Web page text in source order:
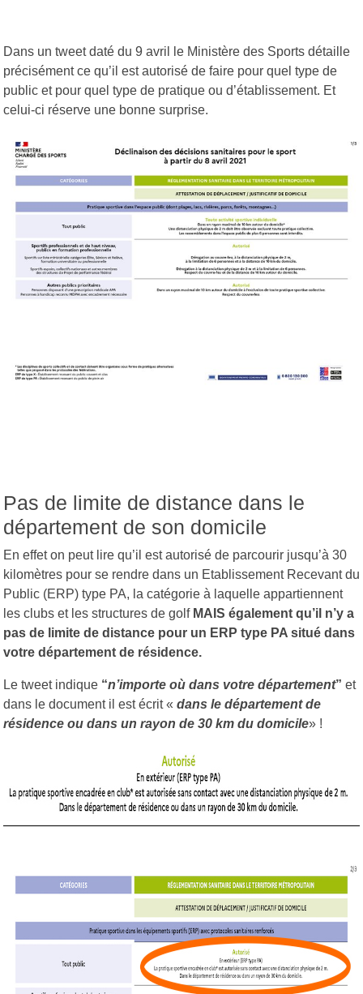
Dans un tweet daté du 9 avril le Ministère des Sports détaille
précisément ce qu’il est autorisé de faire pour quel type de
public et pour quel type de pratique ou d’établissement. Et
celui-ci réserve une bonne surprise.
Pas de limite de distance dans le
département de son domicile
En effet on peut lire qu’il est autorisé de parcourir jusqu’à 30
kilomètres pour se rendre dans un Etablissement Recevant du
Public (ERP) type PA, la catégorie à laquelle appartiennent
les clubs et les structures de golf MAIS également qu’il n’y a
pas de limite de distance pour un ERP type PA situé dans
votre département de résidence.
Le tweet indique “n’importe où dans votre département” et
dans le document il est écrit « dans le département de
résidence ou dans un rayon de 30 km du domicile» !